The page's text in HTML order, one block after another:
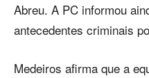
Abreu. A PC informou
antecedentes criminais
Medeiros afirma que a